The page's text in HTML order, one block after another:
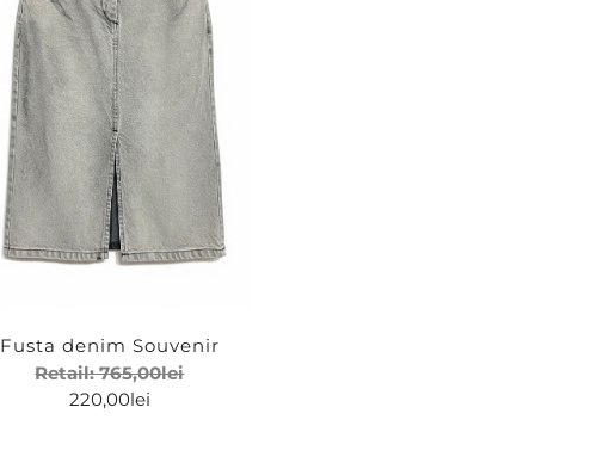
Fusta denim Souvenir
Retail:765,00lei
220,00lei